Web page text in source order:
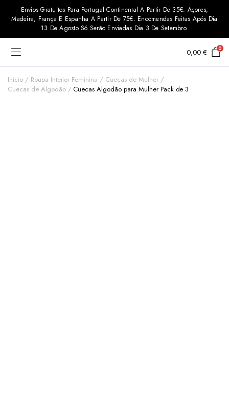
Envios Gratuitos Para Portugal Continental A Partir De 35€. Açores,
Madeira, França E Espanha A Partir De 75€. Encomendas Feitas Após Dia
13 De Agosto Só Serão Enviadas Dia 3 De Setembro.
0,00 € 0
Início Roupa Interior Feminina
Cuecas de Mulher
Cuecas de Algodão
Cuecas Algodão para Mulher Pack de 3